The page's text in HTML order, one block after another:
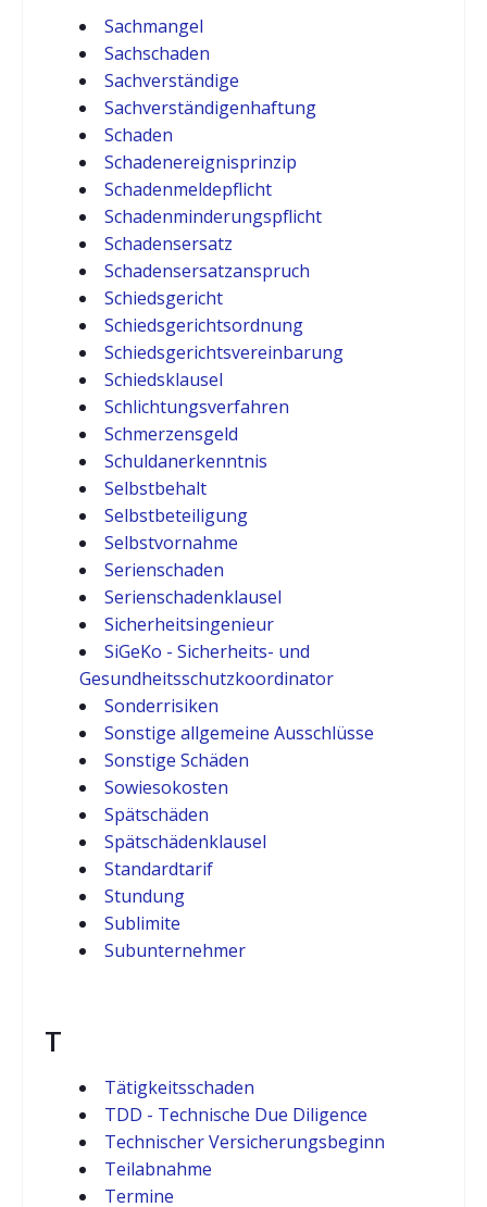
Sachmangel
Sachschaden
Sachverständige
Sachverständigenhaftung
Schaden
Schadenereignisprinzip
Schadenmeldepflicht
Schadenminderungspflicht
Schadensersatz
Schadensersatzanspruch
Schiedsgericht
Schiedsgerichtsordnung
Schiedsgerichtsvereinbarung
Schiedsklausel
Schlichtungsverfahren
Schmerzensgeld
Schuldanerkenntnis
Selbstbehalt
Selbstbeteiligung
Selbstvornahme
Serienschaden
Serienschadenklausel
Sicherheitsingenieur
SiGeKo - Sicherheits- und
Gesundheitsschutzkoordinator
Sonderrisiken
Sonstige allgemeine Ausschlüsse
Sonstige Schäden
Sowiesokosten
Spätschäden
Spätschädenklausel
Standardtarif
Stundung
Sublimite
Subunternehmer
T
Tätigkeitsschaden
TDD - Technische Due Diligence
Technischer Versicherungsbeginn
Teilabnahme
Termine